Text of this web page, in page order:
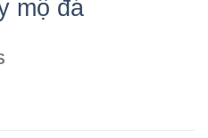
mộ đá